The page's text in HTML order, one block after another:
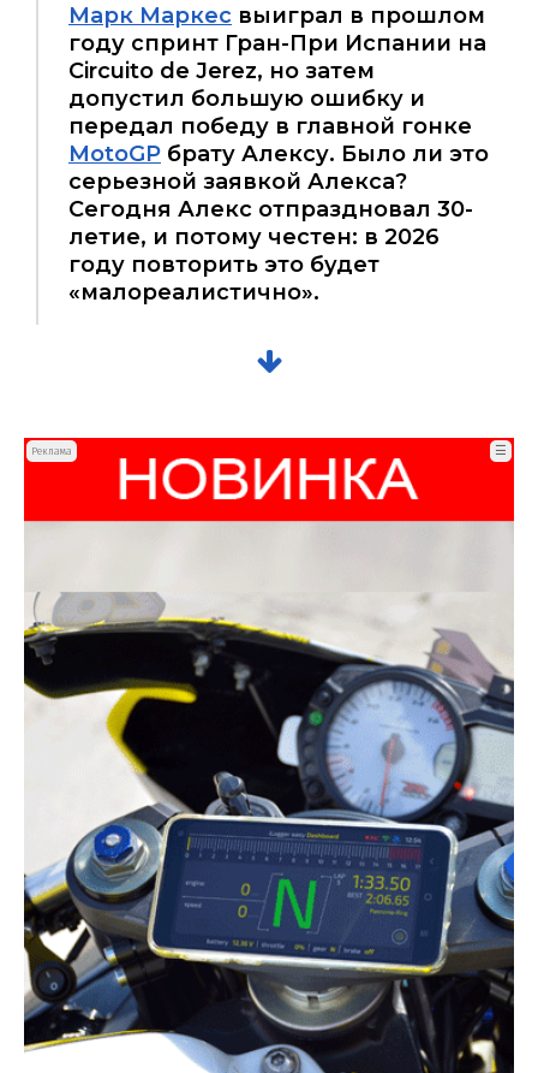
Марк Маркес выиграл в прошлом
году спринт Гран-При Испании на
Circuito de Jerez, но затем
допустил большую ошибку и
передал победу в главной гонке
MotoGP брату Алексу. Было ли это
серьезной заявкой Алекса?
Сегодня Алекс отпраздновал 30-
летие, и потому честен: в 2026
году повторить это будет
«малореалистично».
Реклама ☰